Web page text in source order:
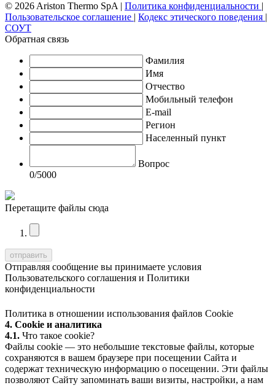
© 2026 Ariston Thermo SpA | Политика конфиденциальности |
Пользовательское соглашение | Кодекс этического поведения |
СОУТ
Обратная связь
Фамилия
Имя
Отчество
Мобильный телефон
E-mail
Регион
Населенный пункт
Вопрос
0/5000
Перетащите файлы сюда
Отправляя сообщение вы принимаете условия
Пользовательского соглашения и Политики
конфиденциальности
Политика в отношении использования файлов Cookie
4. Cookie и аналитика
4.1. Что такое cookie?
Файлы cookie — это небольшие текстовые файлы, которые
сохраняются в вашем браузере при посещении Сайта и
содержат техническую информацию о посещении. Эти файлы
позволяют Сайту запоминать ваши визиты, настройки, а нам